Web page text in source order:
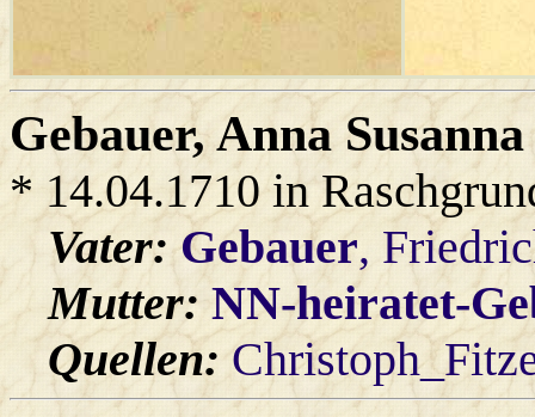
Gebauer, Anna Susanna
* 14.04.1710 in
Vater:Gebauer,
Mutter: NN-heiratet-
Quellen: